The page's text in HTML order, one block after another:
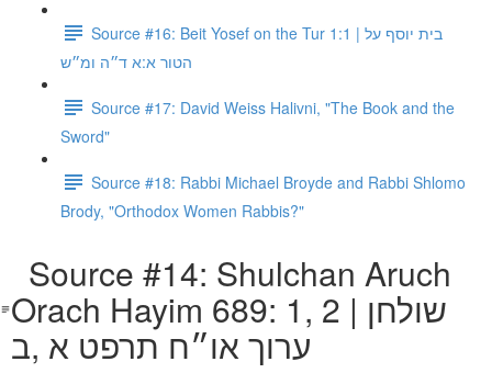
Source #16: Beit Yosef on the Tur 1:1 | בית יוסף על
הטור א:א ד״ה ומ״ש
Source #17: David Weiss Halivni, "The Book and the
Sword"
Source #18: Rabbi Michael Broyde and Rabbi Shlomo
Brody, "Orthodox Women Rabbis?"
Source #14: Shulchan Aruch
Orach Hayim 689: 1, 2 | שולחן
ערוך או״ח תרפט א ,ב